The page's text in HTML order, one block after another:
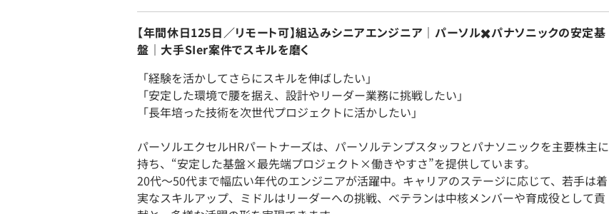
【年間休日125日／リモート可】組込みシニアエンジニア｜パーソル✖️パナソニックの安定基
盤｜大手SIer案件でスキルを磨く
「経験を活かしてさらにスキルを伸ばしたい」
「安定した環境で腰を据え、設計やリーダー業務に挑戦したい」
「長年培った技術を次世代プロジェクトに活かしたい」
パーソルエクセルHRパートナーズは、パーソルテンプスタッフとパナソニックを主要株主に
持ち、“安定した基盤×最先端プロジェクト×働きやすさ”を提供しています。
20代〜50代まで幅広い年代のエンジニアが活躍中。キャリアのステージに応じて、若手は着
実なスキルアップ、ミドルはリーダーへの挑戦、ベテランは中核メンバーや育成役として貢